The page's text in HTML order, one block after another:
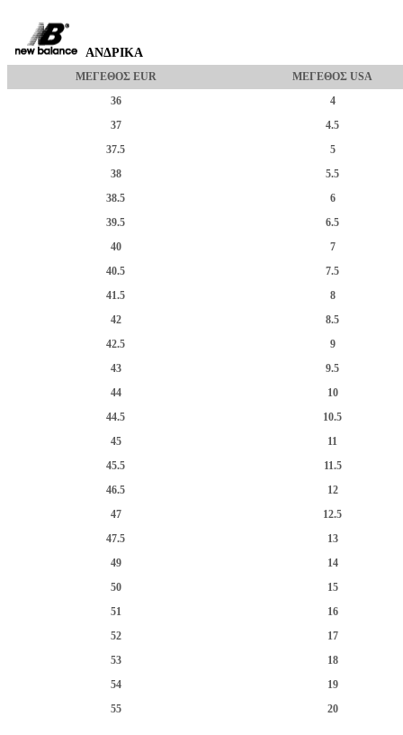
ΑΝΔΡΙΚΑ
ΜΕΓΕΘΟΣ EUR
ΜΕΓΕΘΟΣ USA
36
4
37
4.5
37.5
5
38
5.5
38.5
6
39.5
6.5
40
7
40.5
7.5
41.5
8
42
8.5
42.5
9
43
9.5
44
10
44.5
10.5
45
11
45.5
11.5
46.5
12
47
12.5
47.5
13
49
14
50
15
51
16
52
17
53
18
54
19
55
20